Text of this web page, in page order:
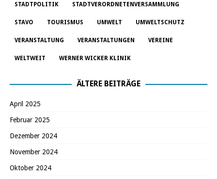
STADTPOLITIK STADTVERORDNETENVERSAMMLUNG
STAVO TOURISMUS UMWELT UMWELTSCHUTZ
VERANSTALTUNG VERANSTALTUNGEN VEREINE
WELTWEIT WERNER WICKER KLINIK
ÄLTERE BEITRÄGE
April 2025
Februar 2025
Dezember 2024
November 2024
Oktober 2024